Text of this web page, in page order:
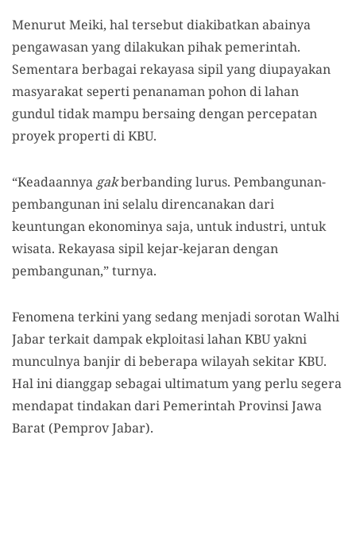
Menurut Meiki, hal tersebut diakibatkan abainya
pengawasan yang dilakukan pihak pemerintah.
Sementara berbagai rekayasa sipil yang diupayakan
masyarakat seperti penanaman pohon di lahan
gundul tidak mampu bersaing dengan percepatan
proyek properti di KBU.
“Keadaannya gakberbanding lurus. Pembangunan-
pembangunan ini selalu direncanakan dari
keuntungan ekonominya saja, untuk industri, untuk
wisata. Rekayasa sipil kejar-kejaran dengan
pembangunan,” turnya.
Fenomena terkini yang sedang menjadi sorotan Walhi
Jabar terkait dampak ekploitasi lahan KBU yakni
munculnya banjir di beberapa wilayah sekitar KBU.
Hal ini dianggap sebagai ultimatum yang perlu segera
mendapat tindakan dari Pemerintah Provinsi Jawa
Barat (Pemprov Jabar).